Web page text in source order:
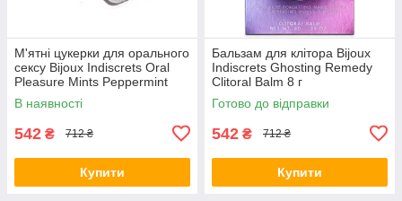
М'ятні цукерки для орального
сексу Bijoux Indiscrets Oral
Pleasure Mints Peppermint
В наявності
542 ₴ 712 ₴
Купити
Бальзам для клітора Bijoux
Indiscrets Ghosting Remedy
Clitoral Balm 8 г
Готово до відправки
542 ₴ 712 ₴
Купити